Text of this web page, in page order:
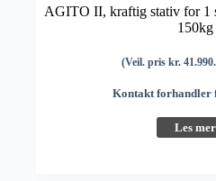
AGITO II, kraftig stativ for 1
150kg
(Veil. pris kr.
Kontakt forhandler
Les mer